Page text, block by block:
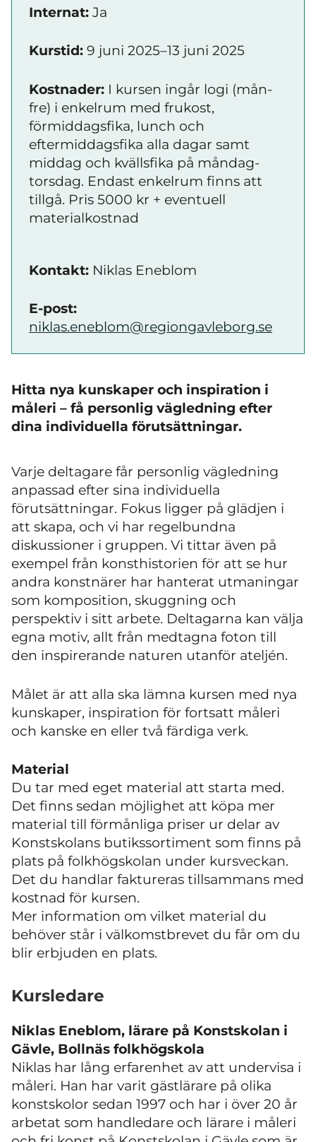
Internat: Ja
Kurstid: 9 juni 2025–13 juni 2025
Kostnader: I kursen ingår logi (mån-
fre) i enkelrum med frukost,
förmiddagsfika, lunch och
eftermiddagsfika alla dagar samt
middag och kvällsfika på måndag-
torsdag. Endast enkelrum finns att
tillgå. Pris 5000 kr + eventuell
materialkostnad
Kontakt: Niklas Eneblom
E-post:
niklas.eneblom@regiongavleborg.se
Hitta nya kunskaper och inspiration i
måleri – få personlig vägledning efter
dina individuella förutsättningar.
Varje deltagare får personlig vägledning
anpassad efter sina individuella
förutsättningar. Fokus ligger på glädjen i
att skapa, och vi har regelbundna
diskussioner i gruppen. Vi tittar även på
exempel från konsthistorien för att se hur
andra konstnärer har hanterat utmaningar
som komposition, skuggning och
perspektiv i sitt arbete. Deltagarna kan välja
egna motiv, allt från medtagna foton till
den inspirerande naturen utanför ateljén.
Målet är att alla ska lämna kursen med nya
kunskaper, inspiration för fortsatt måleri
och kanske en eller två färdiga verk.
Material
Du tar med eget material att starta med.
Det finns sedan möjlighet att köpa mer
material till förmånliga priser ur delar av
Konstskolans butikssortiment som finns på
plats på folkhögskolan under kursveckan.
Det du handlar faktureras tillsammans med
kostnad för kursen.
Mer information om vilket material du
behöver står i välkomstbrevet du får om du
blir erbjuden en plats.
Kursledare
Niklas Eneblom, lärare på Konstskolan i
Gävle, Bollnäs folkhögskola
Niklas har lång erfarenhet av att undervisa i
måleri. Han har varit gästlärare på olika
konstskolor sedan 1997 och har i över 20 år
arbetat som handledare och lärare i måleri